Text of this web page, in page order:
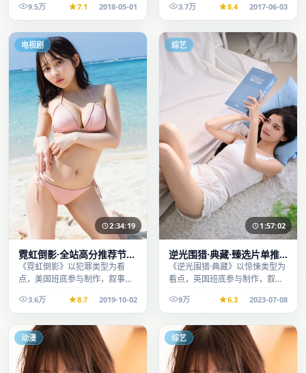
9.5万 7.1 2018-05-01
段观看。
3.7万 8.4 2017-06-03
电视剧
2:34:19
霓虹倒影·全站高分推荐节奏
紧凑值得追看
《霓虹倒影》以犯罪类型为看
点，美国班底参与制作，叙事完
看。3.6万 8.7 2019-10-02
综艺
1:57:02
逆光围猎·典藏·臻选片单推
荐画质清晰观看流畅
《逆光围猎·典藏》以惊悚类型为
看点，英国班底参与制作，叙事
观看。
9万 6.3 2023-07-08
动漫 综艺